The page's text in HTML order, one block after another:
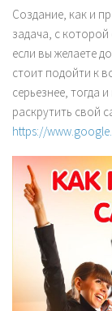
Создание, как и
задача, с
если вы желаете
стоит подойти к
серьезнее, тогда
раскрутить свой
https://